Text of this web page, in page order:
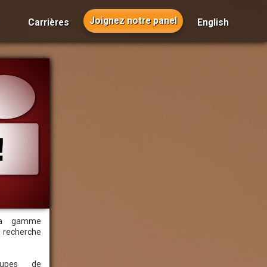
Carrières Joignez notre panel English
mettre en
projet
nous
sur
à la
des
à face et
matière
gamme
de